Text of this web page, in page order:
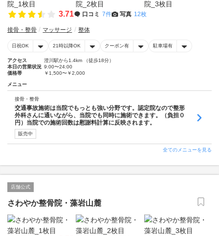
3.71 口コミ 7件 写真 12枚
接骨・整骨 マッサージ 整体
日祝OK 21時以降OK クーポン有 駐車場有
アクセス
澄川駅から1.4km （徒歩18分）
本日の営業状況 9:00〜24:00
価格帯
￥1,500〜￥2,000
メニュー
接骨・整骨
交通事故施術は当院でもっとも強い分野です。認定院なので整形
外科さんに通いながら、当院でも同時に施術できます。（負担０
円）当院での施術回数は慰謝料計算に反映されます。
販売中
全てのメニューを見る
店舗公式
さわやか整骨院・藻岩山麓